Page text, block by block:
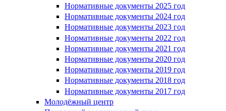
Нормативные документы 2025 год
Нормативные документы 2024 год
Нормативные документы 2023 год
Нормативные документы 2022 год
Нормативные документы 2021 год
Нормативные документы 2020 год
Нормативные документы 2019 год
Нормативные документы 2018 год
Нормативные документы 2017 год
Молодёжный центр